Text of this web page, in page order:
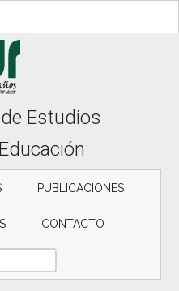
Estudios
PUBLICACIONES
CONTACTO